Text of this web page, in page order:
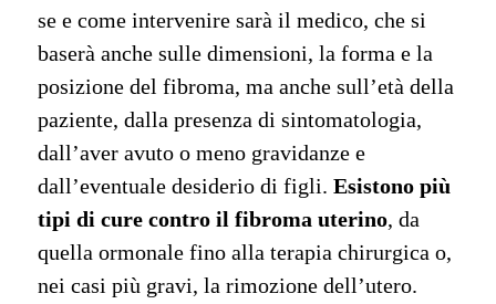
se e come intervenire sarà il medico, che si
baserà anche sulle dimensioni, la forma e la
posizione del fibroma, ma anche sull’età della
paziente, dalla presenza di sintomatologia,
dall’aver avuto o meno gravidanze e
dall’eventuale desiderio di figli. Esistono più
tipi di cure contro il fibroma uterino, da
quella ormonale fino alla terapia chirurgica o,
nei casi più gravi, la rimozione dell’utero.